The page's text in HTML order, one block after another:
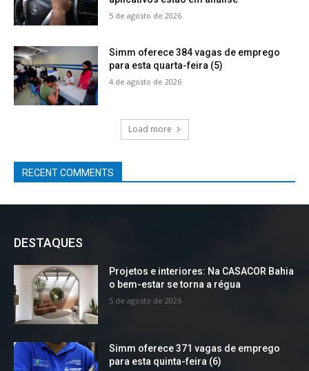
5 de agosto de 2026
Simm oferece 384 vagas de emprego
para esta quarta-feira (5)
4 de agosto de 2026
Load more
RECENT COMMENTS
DESTAQUES
Projetos e interiores: Na CASACOR Bahia
o bem-estar se torna a régua
5 de agosto de 2026
Simm oferece 371 vagas de emprego
para esta quinta-feira (6)